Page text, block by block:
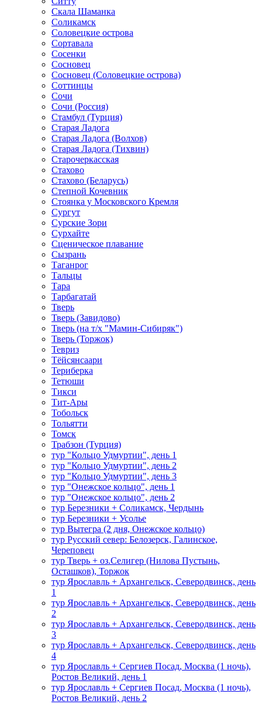
Скала Шаманка
Соликамск
Соловецкие острова
Сортавала
Сосенки
Сосновец
Сосновец (Соловецкие острова)
Соттинцы
Сочи
Сочи (Россия)
Стамбул (Турция)
Старая Ладога
Старая Ладога (Волхов)
Старая Ладога (Тихвин)
Старочеркасская
Стахово
Стахово (Беларусь)
Степной Кочевник
Стоянка у Московского Кремля
Сургут
Сурские Зори
Сурхайте
Сценическое плавание
Сызрань
Таганрог
Тальцы
Тара
Тарбагатай
Тверь
Тверь (Завидово)
Тверь (на т/х "Мамин-Сибиряк")
Тверь (Торжок)
Тевриз
Тёйсянсаари
Териберка
Тетюши
Тикси
Тит-Ары
Тобольск
Тольятти
Томск
Трабзон (Турция)
тур "Кольцо Удмуртии", день 1
тур "Кольцо Удмуртии", день 2
тур "Кольцо Удмуртии", день 3
тур "Онежское кольцо", день 1
тур "Онежское кольцо", день 2
тур Березники + Соликамск, Чердынь
тур Березники + Усолье
тур Вытегра (2 дня, Онежское кольцо)
тур Русский север: Белозерск, Галинское,
Череповец
тур Тверь + оз.Селигер (Нилова Пустынь,
Осташков), Торжок
тур Ярославль + Архангельск, Северодвинск, день
1
тур Ярославль + Архангельск, Северодвинск, день
2
тур Ярославль + Архангельск, Северодвинск, день
3
тур Ярославль + Архангельск, Северодвинск, день
4
тур Ярославль + Сергиев Посад, Москва (1 ночь),
Ростов Великий, день 1
тур Ярославль + Сергиев Посад, Москва (1 ночь),
Ростов Великий, день 2